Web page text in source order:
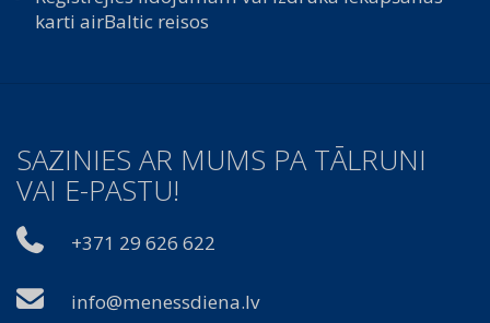
karti airBaltic reisos
SAZINIES AR MUMS PA TĀLRUNI
VAI E-PASTU!
+371 29 626 622
info@menessdiena.lv